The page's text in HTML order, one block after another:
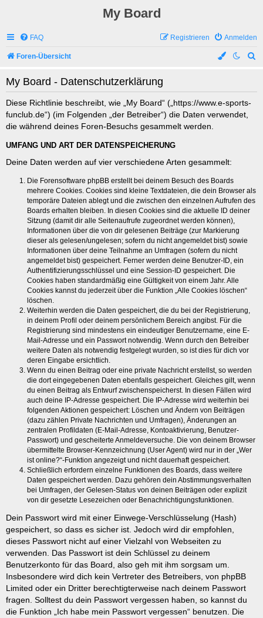
My Board
FAQ Anmelden
Registrieren
Foren-Übersicht
My Board - Datenschutzerklärung
Diese Richtlinie beschreibt, wie „My Board“ („https://www.e-sports-
funclub.de“) (im Folgenden „der Betreiber“) die Daten verwendet,
die während deines Foren-Besuchs gesammelt werden.
UMFANG UND ART DER DATENSPEICHERUNG
Deine Daten werden auf vier verschiedene Arten gesammelt:
Die Forensoftware phpBB erstellt bei deinem Besuch des Boards
mehrere Cookies. Cookies sind kleine Textdateien, die dein Browser als
temporäre Dateien ablegt und die zwischen den einzelnen Aufrufen des
Boards erhalten bleiben. In diesen Cookies sind die aktuelle ID deiner
Sitzung (damit dir alle Seitenaufrufe zugeordnet werden können),
Informationen über die von dir gelesenen Beiträge (zur Markierung
dieser als gelesen/ungelesen; sofern du nicht angemeldet bist) sowie
Informationen über deine Teilnahme an Umfragen (sofern du nicht
angemeldet bist) gespeichert. Ferner werden deine Benutzer-ID, ein
Authentifizierungsschlüssel und eine Session-ID gespeichert. Die
Cookies haben standardmäßig eine Gültigkeit von einem Jahr. Alle
Cookies kannst du jederzeit über die Funktion „Alle Cookies löschen“
löschen.
Weiterhin werden die Daten gespeichert, die du bei der Registrierung,
in deinem Profil oder deinem persönlichem Bereich angibst. Für die
Registrierung sind mindestens ein eindeutiger Benutzername, eine E-
Mail-Adresse und ein Passwort notwendig. Wenn durch den Betreiber
weitere Daten als notwendig festgelegt wurden, so ist dies für dich vor
deren Eingabe ersichtlich.
Wenn du einen Beitrag oder eine private Nachricht erstellst, so werden
die dort eingegebenen Daten ebenfalls gespeichert. Gleiches gilt, wenn
du einen Beitrag als Entwurf zwischenspeicherst. In diesen Fällen wird
auch deine IP-Adresse gespeichert. Die IP-Adresse wird weiterhin bei
folgenden Aktionen gespeichert: Löschen und Ändern von Beiträgen
(dazu zählen Private Nachrichten und Umfragen), Änderungen an
zentralen Profildaten (E-Mail-Adresse, Kontoaktivierung, Benutzer-
Passwort) und gescheiterte Anmeldeversuche. Die von deinem Browser
übermittelte Browser-Kennzeichnung (User Agent) wird nur in der „Wer
ist online?“-Funktion angezeigt und nicht dauerhaft gespeichert.
Schließlich erfordern einzelne Funktionen des Boards, dass weitere
Daten gespeichert werden. Dazu gehören dein Abstimmungsverhalten
bei Umfragen, der Gelesen-Status von deinen Beiträgen oder explizit
von dir gesetzte Lesezeichen oder Benachrichtigungsfunktionen.
Dein Passwort wird mit einer Einwege-Verschlüsselung (Hash)
gespeichert, so dass es sicher ist. Jedoch wird dir empfohlen,
dieses Passwort nicht auf einer Vielzahl von Webseiten zu
verwenden. Das Passwort ist dein Schlüssel zu deinem
Benutzerkonto für das Board, also geh mit ihm sorgsam um.
Insbesondere wird dich kein Vertreter des Betreibers, von phpBB
Limited oder ein Dritter berechtigterweise nach deinem Passwort
fragen. Solltest du dein Passwort vergessen haben, so kannst du
die Funktion „Ich habe mein Passwort vergessen“ benutzen. Die